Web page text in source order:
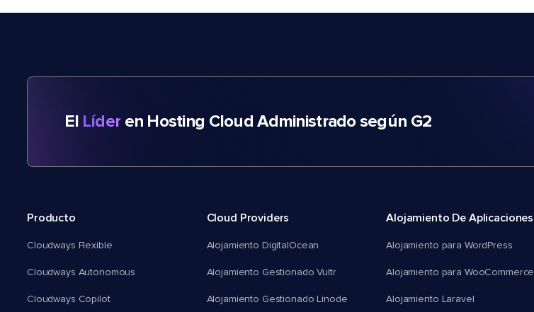
El Líder en Hosting Cloud Administrado según G2
Producto
Cloudways Flexible
Cloudways Autonomous
Cloudways Copilot
Cloud Providers
Alojamiento DigitalOcean
Alojamiento Gestionado Vultr
Alojamiento Gestionado Linode
Alojamiento De Aplicaciones
Alojamiento para WordPress
Alojamiento para WooCommerce
Alojamiento Laravel